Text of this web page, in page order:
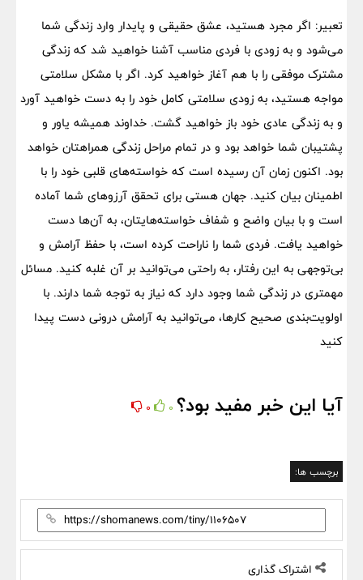
تعبیر: اگر مجرد هستید، عشق حقیقی و پایدار وارد زندگی شما
می‌شود و به زودی با فردی مناسب آشنا خواهید شد که زندگی
مشترک موفقی را با هم آغاز خواهید کرد. اگر با مشکل سلامتی
مواجه هستید، به زودی سلامتی کامل خود را به دست خواهید آورد
و به زندگی عادی خود باز خواهید گشت. خداوند همیشه یاور و
پشتیبان شما خواهد بود و در تمام مراحل زندگی همراهتان خواهد
بود. اکنون زمان آن رسیده است که خواسته‌های قلبی خود را با
اطمینان بیان کنید. جهان هستی برای تحقق آرزوهای شما آماده
است و با بیان واضح و شفاف خواسته‌هایتان، به آن‌ها دست
خواهید یافت. فردی شما را ناراحت کرده است، با حفظ آرامش و
بی‌توجهی به این رفتار، به راحتی می‌توانید بر آن غلبه کنید. مسائل
مهمتری در زندگی شما وجود دارد که نیاز به توجه شما دارند. با
اولویت‌بندی صحیح کارها، می‌توانید به آرامش درونی دست پیدا
کنید
آیا این خبر مفید بود؟ 0
0
برچسب ها:
اشتراک گذاری